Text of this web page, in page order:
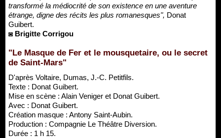
transformé la médiocrité de son existence en une aventure
étrange, digne des récits les plus romanesques", Donat
Guibert.
◙ Brigitte Corrigou
"Le Masque de Fer et le mousquetaire, ou le secret
de Saint-Mars"
D'après Voltaire, Dumas, J.-C. Petitfils.
Texte : Donat Guibert.
Mise en scène : Alain Veniger et Donat Guibert.
Avec : Donat Guibert.
Création masque : Antony Saint-Aubin.
Production : Compagnie Le Théâtre Diversion.
Durée : 1 h 15.